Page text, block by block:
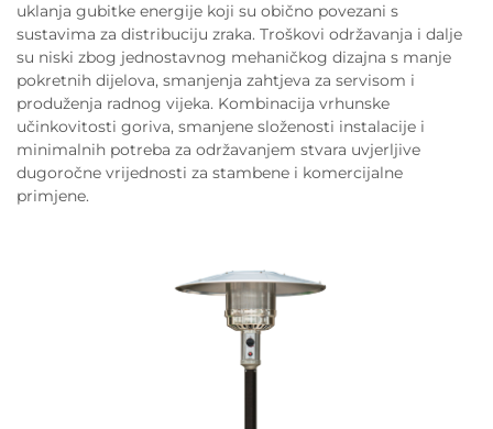
uklanja gubitke energije koji su obično povezani s
sustavima za distribuciju zraka. Troškovi održavanja i dalje
su niski zbog jednostavnog mehaničkog dizajna s manje
pokretnih dijelova, smanjenja zahtjeva za servisom i
produženja radnog vijeka. Kombinacija vrhunske
učinkovitosti goriva, smanjene složenosti instalacije i
minimalnih potreba za održavanjem stvara uvjerljive
dugoročne vrijednosti za stambene i komercijalne
primjene.